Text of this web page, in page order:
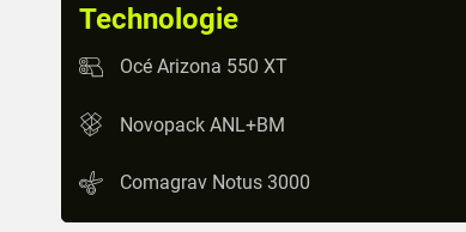
Technologie
Océ Arizona 550 XT
Novopack ANL+BM
Comagrav Notus 3000